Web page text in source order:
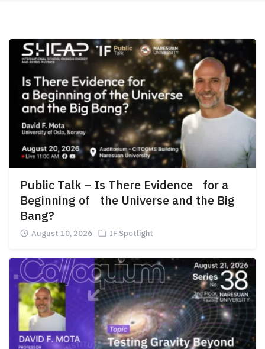
content
RESEARCH
NEWS & EVENT
Apply Now!
Public Talk – Is There Evidence for a
Beginning of the Universe and the Big
Bang?
August 10, 2026 IF Spotlight